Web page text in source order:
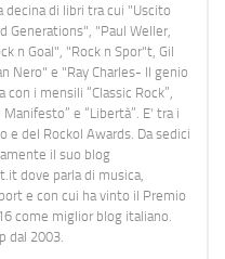
decina di libri tra cui "Uscito
Generations", "Paul Weller,
n Goal", "Rock n Spor"t, Gil
Nero" e "Ray Charles- Il genio
i mensili “Classic Rock”,
e “Libertà”. E' tra i
e del Rockol Awards. Da sedici
il suo blog
dove parla di musica,
e con cui ha vinto il Premio
come miglior blog italiano.
dal 2003.